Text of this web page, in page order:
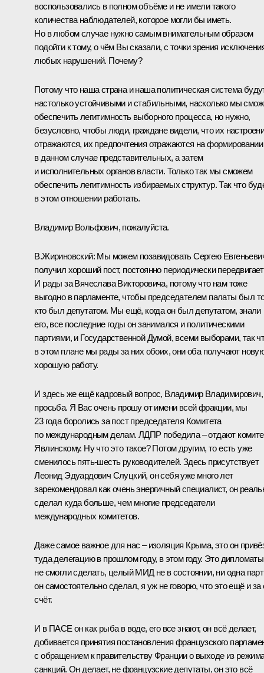
воспользовались в полном объёме и не имели такого
количества наблюдателей, которое могли бы иметь.
Но в любом случае нужно самым внимательным образом
подойти к тому, о чём Вы сказали, с точки зрения
любых нарушений. Почему?
Потому что наша страна и наша политическая система
настолько устойчивыми и стабильными, насколько мы
обеспечить легитимность выборного процесса, но нужно,
безусловно, чтобы люди, граждане видели, что их
отражаются, их предпочтения отражаются на формировании
в данном случае представительных, а затем
и исполнительных органов власти. Только так мы сможем
обеспечить легитимность избираемых структур. Так что
в этом отношении работать.
Владимир Вольфович, пожалуйста.
В.Жириновский: Мы можем позавидовать Сергею
получил хороший пост, постоянно периодически
И рады за Вячеслава Викторовича, потому что нам тоже
выгодно в парламенте, чтобы председателем палаты был
кто был депутатом. Мы ещё, когда он был депутатом, знали
его, все последние годы он занимался и политическими
партиями, и Государственной Думой, всеми выборами, так
в этом плане мы рады за них обоих, они оба получают
хорошую работу.
И здесь же ещё кадровый вопрос, Владимир Владимирович,
просьба. Я Вас очень прошу от имени всей фракции, мы
23 года боролись за пост председателя Комитета
по международным делам. ЛДПР победила – отдают
Явлинскому. Ну что это такое? Потом другим, то есть уже
сменилось пять-шесть руководителей. Здесь присутствует
Леонид Эдуардович Слуцкий, он себя уже много лет
зарекомендовал как очень энергичный специалист, он
сделал куда больше, чем многие председатели
международных комитетов.
Даже самое важное для нас – изоляция Крыма, это он
туда делегацию в прошлом году, в этом году. Это дипломаты
не смогли сделать, целый МИД не в состоянии, ни одна
он самостоятельно сделал, я уж не говорю, что это ещё и за
счёт.
И в ПАСЕ он как рыба в воде, его все знают, он всё делает,
добивается принятия постановления французского
с обращением к правительству Франции о выходе из
санкций. Он делает, не французские депутаты, он это всё